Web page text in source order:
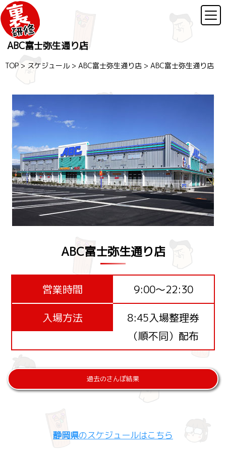
ABC富士弥生通り店
TOP > スケジュール > ABC富士弥生通り店 > ABC富士弥生通り店
ABC富士弥生通り店
営業時間
9:00～22:30
入場方法
8:45入場整理券
（順不同）配布
過去のさんぽ結果
静岡県のスケジュールはこちら